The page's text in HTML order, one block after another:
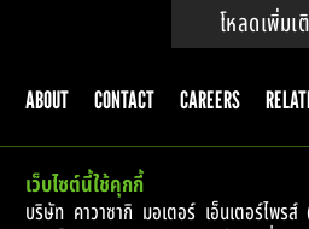
โหลดเพิ่มเ
ABOUT CONTACT CAREERS
© 2017 Kawasaki Motors
เว็บไซต์นี้ใช้คุกกี้
บริษัท คาวาซากิ มอเตอร์ เอ็นเตอร์ไพร